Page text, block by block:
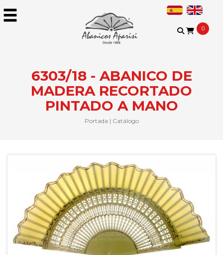
0
6303/18 - ABANICO DE
MADERA RECORTADO
PINTADO A MANO
Portada | Catálogo